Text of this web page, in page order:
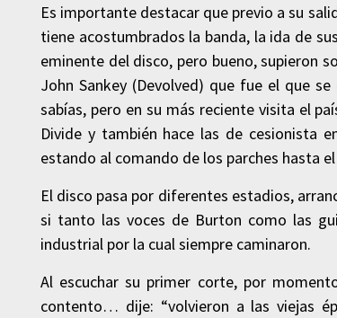
Es importante destacar que previo a su
tiene acostumbrados la banda, la ida de
eminente del disco, pero bueno, supieron
John Sankey (Devolved) que fue el que
sabías, pero en su más reciente visita el
Divide y también hace las de cesionista
estando al comando de los parches hasta
El disco pasa por diferentes estadios,
si tanto las voces de Burton como las
industrial por la cual siempre caminaron.
Al escuchar su primer corte, por
contento… dije: “volvieron a las viejas